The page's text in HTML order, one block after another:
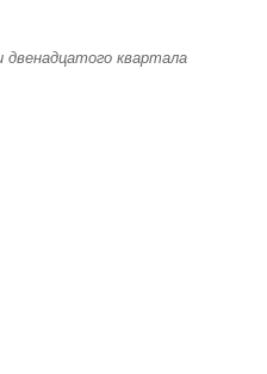
двенадцатого квартала